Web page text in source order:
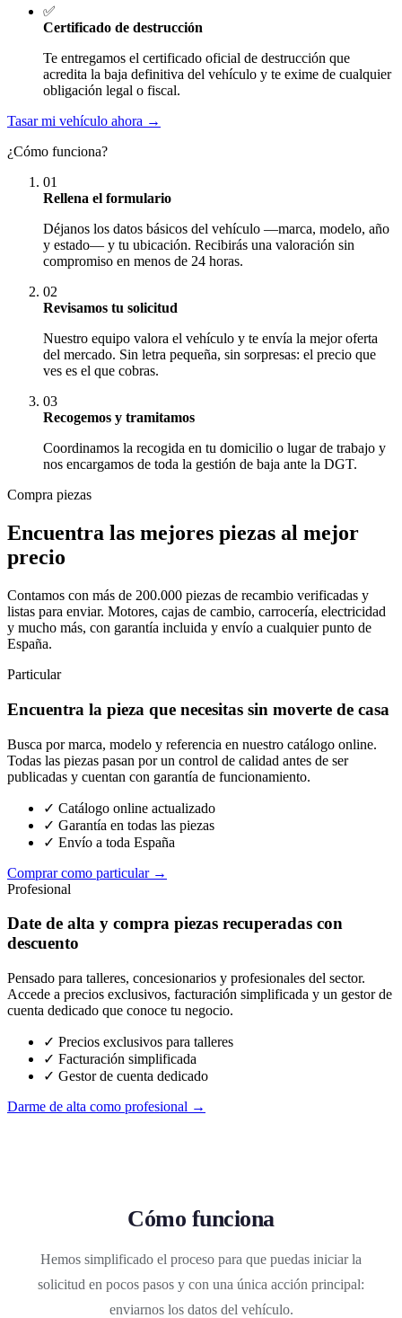
✅
Certificado de destrucción
Te entregamos el certificado oficial de destrucción que
acredita la baja definitiva del vehículo y te exime de cualquier
obligación legal o fiscal.
Tasar mi vehículo ahora →
¿Cómo funciona?
01
Rellena el formulario
Déjanos los datos básicos del vehículo —marca, modelo, año
y estado— y tu ubicación. Recibirás una valoración sin
compromiso en menos de 24 horas.
02
Revisamos tu solicitud
Nuestro equipo valora el vehículo y te envía la mejor oferta
del mercado. Sin letra pequeña, sin sorpresas: el precio que
ves es el que cobras.
03
Recogemos y tramitamos
Coordinamos la recogida en tu domicilio o lugar de trabajo y
nos encargamos de toda la gestión de baja ante la DGT.
Compra piezas
Encuentra las mejores piezas al mejor
precio
Contamos con más de 200.000 piezas de recambio verificadas y
listas para enviar. Motores, cajas de cambio, carrocería, electricidad
y mucho más, con garantía incluida y envío a cualquier punto de
España.
Particular
Encuentra la pieza que necesitas sin moverte de casa
Busca por marca, modelo y referencia en nuestro catálogo online.
Todas las piezas pasan por un control de calidad antes de ser
publicadas y cuentan con garantía de funcionamiento.
✓ Catálogo online actualizado
✓ Garantía en todas las piezas
✓ Envío a toda España
Comprar como particular →
Profesional
Date de alta y compra piezas recuperadas con
descuento
Pensado para talleres, concesionarios y profesionales del sector.
Accede a precios exclusivos, facturación simplificada y un gestor de
cuenta dedicado que conoce tu negocio.
✓ Precios exclusivos para talleres
✓ Facturación simplificada
✓ Gestor de cuenta dedicado
Darme de alta como profesional →
Cómo funciona
Hemos simplificado el proceso para que puedas iniciar la
solicitud en pocos pasos y con una única acción principal:
enviarnos los datos del vehículo.